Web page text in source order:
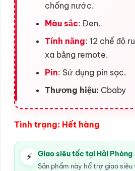
chống nước.
Màu sắc: Đen.
Tính năng: 12 chế độ
xa bằng remote.
Pin: Sử dụng pin sạc.
Thương hiệu: Cbaby
Tình trạng: Hết hàng
⚡ Giao siêu tốc tại Hải Phòng
Sản phẩm này hỗ trợ giao